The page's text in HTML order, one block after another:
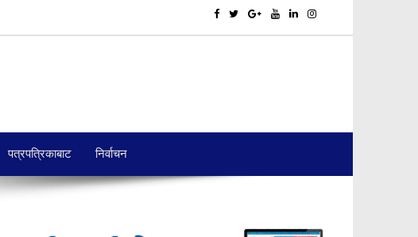
पत्रपत्रिकाबाट निर्वाचन